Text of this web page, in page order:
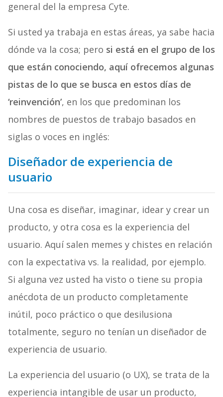
general del la empresa Cyte.
Si usted ya trabaja en estas áreas, ya sabe hacia
dónde va la cosa; pero si está en el grupo de los
que están conociendo, aquí ofrecemos algunas
pistas de lo que se busca en estos días de
‘reinvención’, en los que predominan los
nombres de puestos de trabajo basados en
siglas o voces en inglés:
Diseñador de experiencia de
usuario
Una cosa es diseñar, imaginar, idear y crear un
producto, y otra cosa es la experiencia del
usuario. Aquí salen memes y chistes en relación
con la expectativa vs. la realidad, por ejemplo.
Si alguna vez usted ha visto o tiene su propia
anécdota de un producto completamente
inútil, poco práctico o que desilusiona
totalmente, seguro no tenían un diseñador de
experiencia de usuario.
La experiencia del usuario (o UX), se trata de la
experiencia intangible de usar un producto,